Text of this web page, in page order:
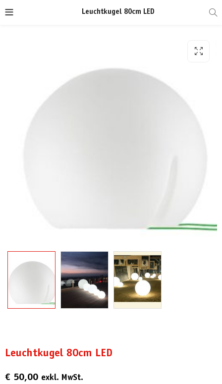
Leuchtkugel 80cm LED
Leuchtkugel 80cm LED
€ 50,00 exkl. MwSt.